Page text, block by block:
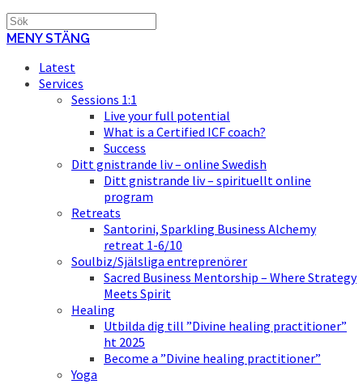
MENY STÄNG
Latest
Services
Sessions 1:1
Live your full potential
What is a Certified ICF coach?
Success
Ditt gnistrande liv – online Swedish
Ditt gnistrande liv – spirituellt online
program
Retreats
Santorini, Sparkling Business Alchemy
retreat 1-6/10
Soulbiz/Själsliga entreprenörer
Sacred Business Mentorship – Where Strategy
Meets Spirit
Healing
Utbilda dig till ”Divine healing practitioner”
ht 2025
Become a ”Divine healing practitioner”
Yoga